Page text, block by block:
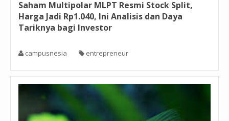
Saham Multipolar MLPT Resmi Stock Split,
Harga Jadi Rp1.040, Ini Analisis dan Daya
Tariknya bagi Investor
campusnesia entrepreneur